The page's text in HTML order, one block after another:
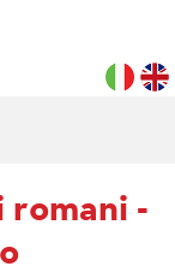
romani -